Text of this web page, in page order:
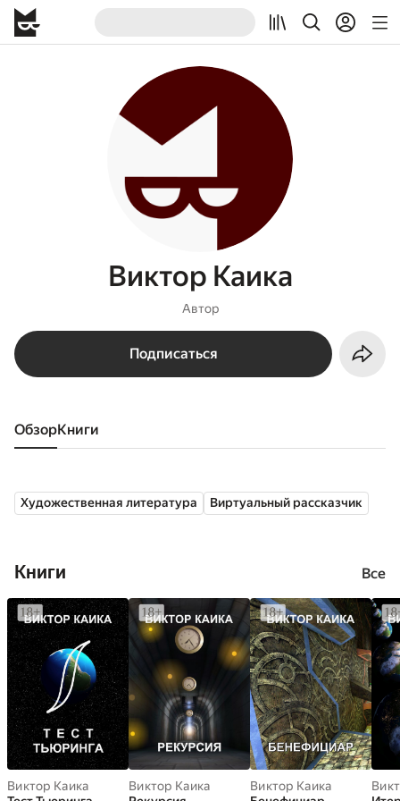
Виктор Каика
Автор
Подписаться
Обзор книги
Художественная литература Виртуальный рассказчик
Книги Все
Виктор Каика
Виктор Каика
Виктор Каика